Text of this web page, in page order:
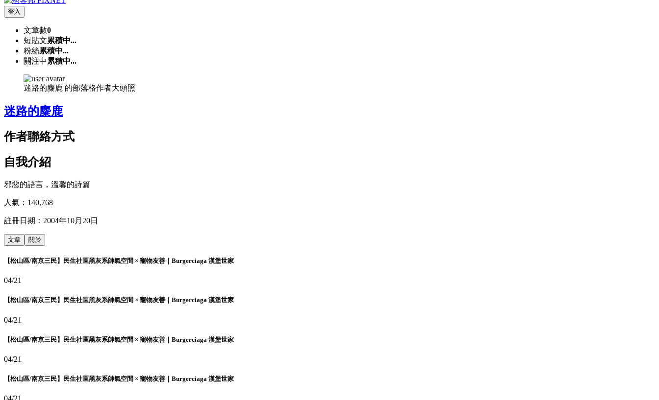
登入
文章數0
短貼文累積中...
粉絲累積中...
關注中 累積中...
迷路的麋鹿 的部落格作者大頭照
迷路的麋鹿
作者聯絡方式
自我介紹
邪惡的語言，溫馨的詩篇
人氣： 140,768
註冊日期： 2004年10月20日
文章 關於
【松山區/南京三民】民生社區黑灰系帥氣空間 × 寵物友善｜Burgerciaga 漢堡世家
04/21
【松山區/南京三民】民生社區黑灰系帥氣空間 × 寵物友善｜Burgerciaga 漢堡世家
04/21
【松山區/南京三民】民生社區黑灰系帥氣空間 × 寵物友善｜Burgerciaga 漢堡世家
04/21
【松山區/南京三民】民生社區黑灰系帥氣空間 × 寵物友善｜Burgerciaga 漢堡世家